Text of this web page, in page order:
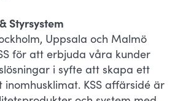
Styrsystem
Uppsala och Malmö
för att erbjuda våra kunder
i syfte att skapa ett
KSS affärsidé är